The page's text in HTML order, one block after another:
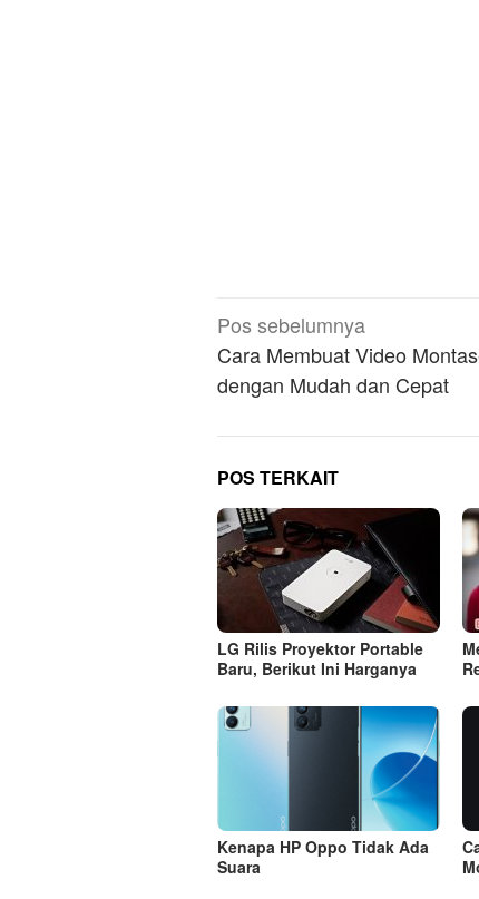
Navigasi
pos
Pos sebelumnya
Cara Membuat Video
dengan Mudah dan Cepat
POS TERKAIT
LG Rilis Proyektor Portable
Baru, Berikut Ini Harganya
Kenapa HP Oppo Tidak Ada
Suara